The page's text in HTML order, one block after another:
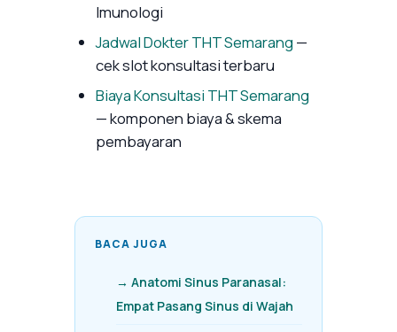
Imunologi
Jadwal Dokter THT Semarang—
cek slot konsultasi terbaru
Biaya Konsultasi THT Semarang
— komponen biaya & skema
pembayaran
BACA JUGA
→ Anatomi Sinus Paranasal:
Empat Pasang Sinus di Wajah